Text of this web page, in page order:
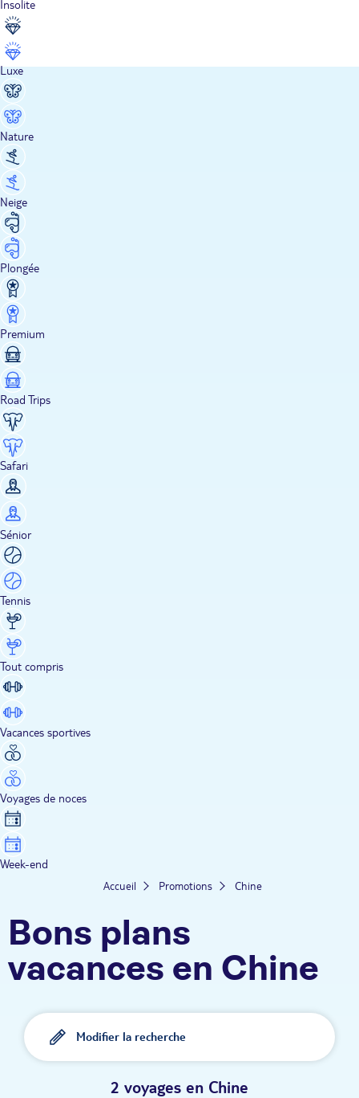
Insolite
Luxe
Nature
Neige
Plongée
Premium
Road Trips
Safari
Sénior
Tennis
Tout compris
Vacances sportives
Voyages de noces
Week-end
Accueil Promotions Chine
Bons plans
vacances en Chine
Modifier la recherche
2 voyages en Chine